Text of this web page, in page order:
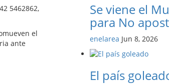
5462862,
el
ante
Se viene el
para No
enelarea Jun 8, 2026
El país